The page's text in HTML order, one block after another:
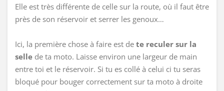
Elle est très différente de celle sur la route, où il faut être
près de son réservoir et serrer les genoux…
Ici, la première chose à faire est de te reculer sur la
selle de ta moto. Laisse environ une largeur de main
entre toi et le réservoir. Si tu es collé à celui ci tu seras
bloqué pour bouger correctement sur ta moto à droite